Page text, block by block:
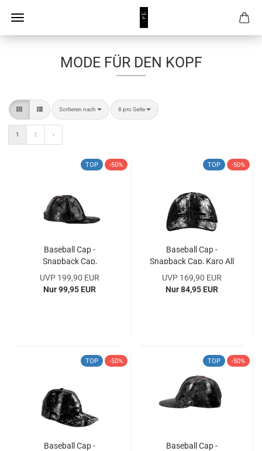
MODE FÜR DEN KOPF
Sortieren nach
Sortieren nach 8 pro Seite
pro Seite
1 2 »
TOP -50%
Baseball Cap -
Snapback Cap,
Exclusive All Over Laser
Design, PERFECT FIT,
Latex Handmade, 100%
UVP 199,90 EUR
Nur 99,95 EUR
TOP -50%
Baseball Cap -
Snapback Cap, Karo All
Over Laser Design,
PERFECT FIT, Latex
Handmade
UVP 169,90 EUR
Nur 84,95 EUR
TOP -50%
Baseball Cap -
TOP -50%
Baseball Cap -